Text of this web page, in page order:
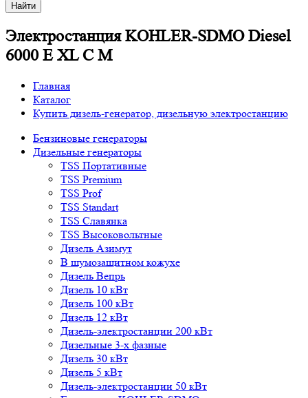
Найти
Электростанция KOHLER-SDMO Diesel
6000 E XL C M
Главная
Каталог
Купить дизель-генератор, дизельную электростанцию
Бензиновые генераторы
Дизельные генераторы
TSS Портативные
TSS Premium
TSS Prof
TSS Standart
TSS Славянка
TSS Высоковольтные
Дизель Азимут
В шумозащитном кожухе
Дизель Вепрь
Дизель 10 кВт
Дизель 100 кВт
Дизель 12 кВт
Дизель-электростанции 200 кВт
Дизельные 3-х фазные
Дизель 30 кВт
Дизель 5 кВт
Дизель-электростанции 50 кВт